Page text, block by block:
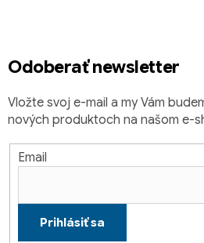
eOdoberať newsletter
Vložte svoj e-mail a my Vám
nových produktoch na našom e-
Email
Prihlásiť sa